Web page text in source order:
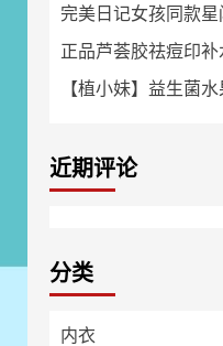
完美日记女孩同款
正品芦荟胶祛痘印
【植小妹】益生菌
近期评论
分类
内衣